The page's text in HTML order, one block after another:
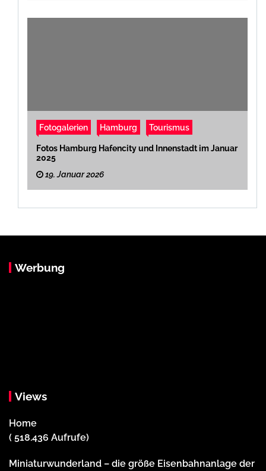
Fotogalerien Hamburg Tourismus
Fotos Hamburg Hafencity und Innenstadt im Januar
2025
19. Januar 2026
Werbung
Views
Home
( 518.436 Aufrufe)
Miniaturwunderland – die größe Eisenbahnanlage der